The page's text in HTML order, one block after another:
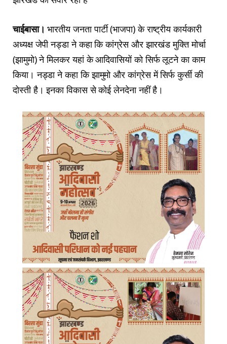
चाईबासा। भारतीय जनता पार्टी (भाजपा) के राष्ट्रीय कार्यकारी
अध्यक्ष जेपी नड्डा ने कहा कि कांग्रेस और झारखंड मुक्ति मोर्चा
(झामुमो) ने मिलकर यहां के आदिवासियों को सिर्फ लूटने का काम
किया। नड्डा ने कहा कि झामुमो और कांग्रेस में सिर्फ कुर्सी की
दोस्ती है। इनका विकास से कोई लेनदेना नहीं है।